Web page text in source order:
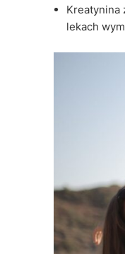
Kreatynina
lekach